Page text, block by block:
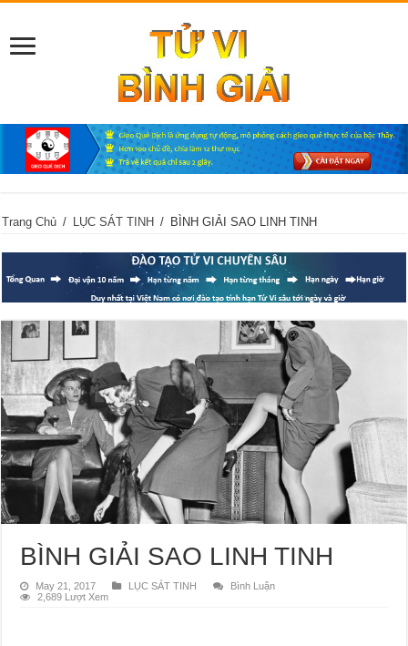
Trang Chủ / LỤC SÁT TINH / BÌNH GIẢI SAO LINH TINH
BÌNH GIẢI SAO LINH TINH
May 21, 2017 LỤC SÁT TINH
Bình Luận
2,689 Lượt Xem